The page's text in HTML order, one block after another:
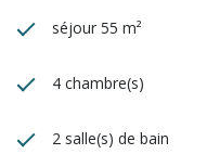
séjour 55 m²
4 chambre(s)
2 salle(s) de bain